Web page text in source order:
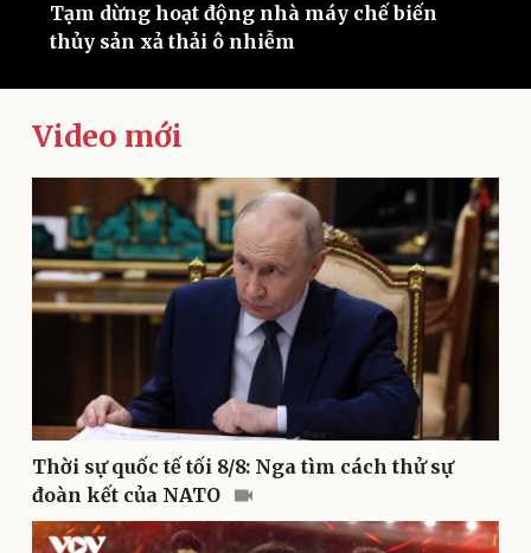
Thế giới
Quan sát
Multimedia
Kinh tế
Bất động sản
Khởi nghiệp
Giá vàng
Tiêu dùng
Tạm dừng hoạt động nhà máy chế biến
thủy sản xả thải ô nhiễm
Video mới
Thời sự quốc tế tối 8/8: Nga tìm cách thử sự
đoàn kết của NATO